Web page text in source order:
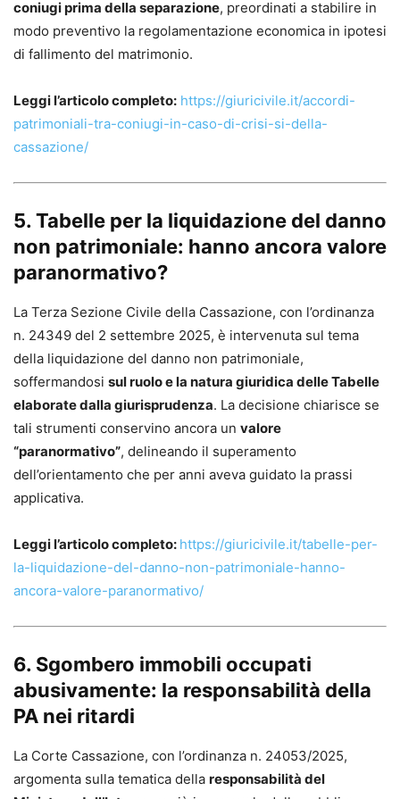
coniugi prima della separazione, preordinati a stabilire in
modo preventivo la regolamentazione economica in ipotesi
di fallimento del matrimonio.
Leggi l’articolo completo: https://giuricivile.it/accordi-
patrimoniali-tra-coniugi-in-caso-di-crisi-si-della-
cassazione/
5. Tabelle per la liquidazione del danno
non patrimoniale: hanno ancora valore
paranormativo?
La Terza Sezione Civile della Cassazione, con l’ordinanza
n. 24349 del 2 settembre 2025, è intervenuta sul tema
della liquidazione del danno non patrimoniale,
soffermandosi sul ruolo e la natura giuridica delle Tabelle
elaborate dalla giurisprudenza. La decisione chiarisce se
tali strumenti conservino ancora un valore
“paranormativo”, delineando il superamento
dell’orientamento che per anni aveva guidato la prassi
applicativa.
Leggi l’articolo completo: https://giuricivile.it/tabelle-per-
la-liquidazione-del-danno-non-patrimoniale-hanno-
ancora-valore-paranormativo/
6. Sgombero immobili occupati
abusivamente: la responsabilità della
PA nei ritardi
La Corte Cassazione, con l’ordinanza n. 24053/2025,
argomenta sulla tematica della responsabilità del